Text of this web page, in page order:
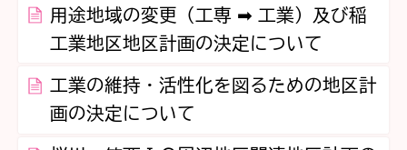
用途地域の変更（工専 ➡ 工業）及び稲
工業地区地区計画の決定について
工業の維持・活性化を図るための地区計
画の決定について